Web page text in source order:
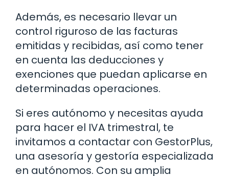
Además, es necesario llevar un
control riguroso de las facturas
emitidas y recibidas, así como tener
en cuenta las deducciones y
exenciones que puedan aplicarse en
determinadas operaciones.
Si eres autónomo y necesitas ayuda
para hacer el IVA trimestral, te
invitamos a contactar con GestorPlus,
una asesoría y gestoría especializada
en autónomos. Con su amplia